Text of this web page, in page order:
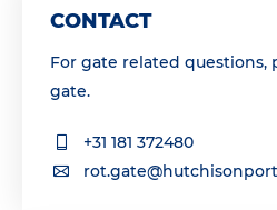
CONTACT
For gate related questions,
gate.
+31 181 372480